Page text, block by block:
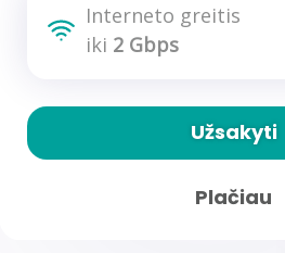
Interneto greitis
iki 2 Gbps
Užsakyti
Plačiau